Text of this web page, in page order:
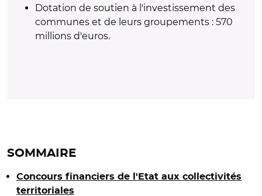
Dotation de soutien à l'investissement des
communes et de leurs groupements : 570
millions d'euros.
SOMMAIRE
Concours financiers de l'Etat aux collectivités
territoriales